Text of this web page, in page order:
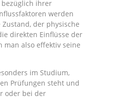
bezüglich ihrer
werden
der physische
direkten Einflüsse der
man also effektiv seine
im Studium,
Prüfungen steht und
oder bei der